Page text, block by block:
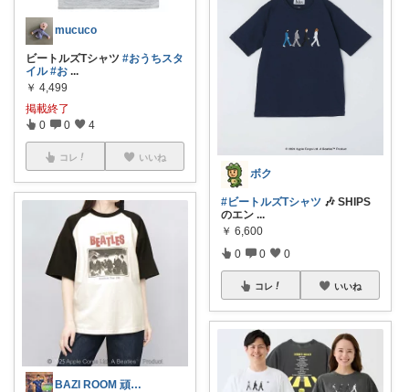
mucuco
ビートルズTシャツ #おうちスタ
イル #お ...
￥ 4,499
掲載終了
0 0 4
コレ いいね
BAZI ROOM 頑張れ🇯🇵📢
ボク
#ビートルズTシャツ 🎶 SHIPS
のエン ...
￥ 6,600
0 0 0
コレ いいね